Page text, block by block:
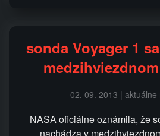
sonda Voyager 1
02. 09. 2013 | aktuálne
NASA oficiálne oznámila, že